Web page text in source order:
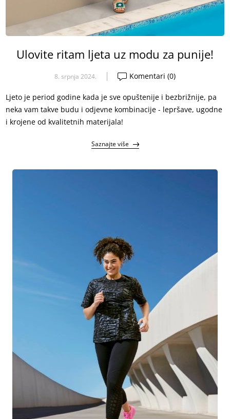
Ulovite ritam ljeta uz modu za punije!
8. srpnja 2024. Komentari (0)
Ljeto je period godine kada je sve opuštenije i bezbrižnije, pa
neka vam takve budu i odjevne kombinacije - lepršave, ugodne
i krojene od kvalitetnih materijala!
Saznajte više